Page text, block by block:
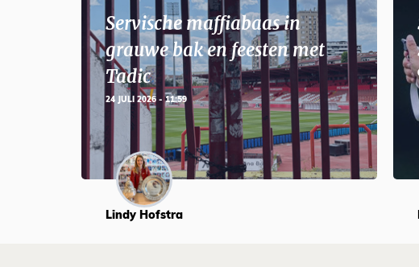
Servische maffiabaas in
grauwe bak en feesten met
Tadic
24 JULI 2026 - 11:59
Lindy Hofstra